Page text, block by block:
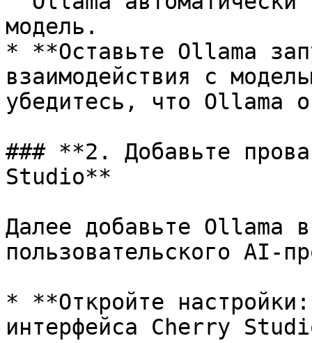
модель.
* **Оставьте Ollama
взаимодействия с
убедитесь, что Ollama
### **2. Добавьте
Studio**
Далее добавьте Ollama
пользовательского AI-
* **Откройте
интерфейса Cherry